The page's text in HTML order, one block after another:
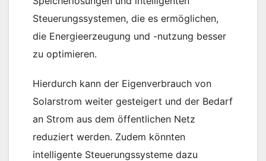
Steuerungssystemen, die es ermöglichen,
die Energieerzeugung und -nutzung besser
zu optimieren.
Hierdurch kann der Eigenverbrauch von
Solarstrom weiter gesteigert und der Bedarf
an Strom aus dem öffentlichen Netz
reduziert werden. Zudem könnten
intelligente Steuerungssysteme dazu